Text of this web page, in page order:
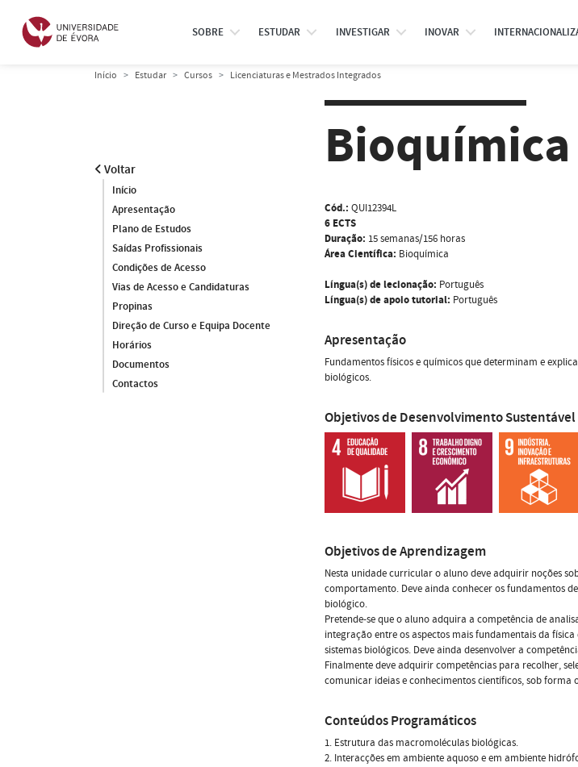
SOBRE ESTUDAR INVESTIGAR INOVAR
Início Estudar Cursos Licenciaturas e Mestrados Integrados
Voltar
Início
Apresentação
Plano de Estudos
Saídas Profissionais
Condições de Acesso
Vias de Acesso e Candidaturas
Propinas
Direção de Curso e Equipa Docente
Horários
Documentos
Contactos
Cód.: QUI12394L
6 ECTS
Duração: 15 semanas/156 horas
Área Científica: Bioquímica
Língua(s) de lecionação: Português
Língua(s) de apoio tutorial: Português
Apresentação
Fundamentos físicos e químicos que determinam e
biológicos.
Objetivos de Desenvolvimento Sustentável
Objetivos de Aprendizagem
Nesta unidade curricular o aluno deve adquirir noções
comportamento. Deve ainda conhecer os fundamentos
biológico.
Pretende-se que o aluno adquira a competência de
integração entre os aspectos mais fundamentais da
sistemas biológicos. Deve ainda desenvolver a
Finalmente deve adquirir competências para recolher,
comunicar ideias e conhecimentos científicos, sob
Conteúdos Programáticos
1. Estrutura das macromoléculas biológicas.
2. Interacções em ambiente aquoso e em ambiente